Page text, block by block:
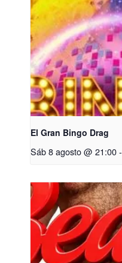
El Gran Bingo Drag
Sáb 8 agosto @ 21:00-